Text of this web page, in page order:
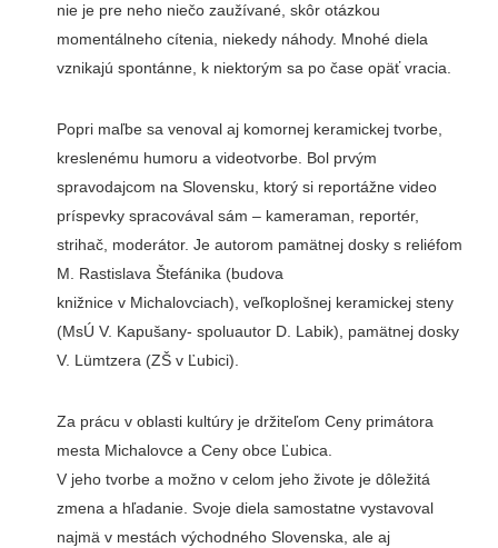
nie je pre neho niečo zaužívané, skôr otázkou
momentálneho cítenia, niekedy náhody. Mnohé diela
vznikajú spontánne, k niektorým sa po čase opäť vracia.
Popri maľbe sa venoval aj komornej keramickej tvorbe,
kreslenému humoru a videotvorbe. Bol prvým
spravodajcom na Slovensku, ktorý si reportážne video
príspevky spracovával sám – kameraman, reportér,
strihač, moderátor. Je autorom pamätnej dosky s reliéfom
M. Rastislava Štefánika (budova
knižnice v Michalovciach), veľkoplošnej keramickej steny
(MsÚ V. Kapušany- spoluautor D. Labik), pamätnej dosky
V. Lümtzera (ZŠ v Ľubici).
Za prácu v oblasti kultúry je držiteľom Ceny primátora
mesta Michalovce a Ceny obce Ľubica.
V jeho tvorbe a možno v celom jeho živote je dôležitá
zmena a hľadanie. Svoje diela samostatne vystavoval
najmä v mestách východného Slovenska, ale aj